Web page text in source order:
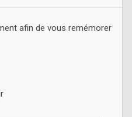
afin de vous remémorer